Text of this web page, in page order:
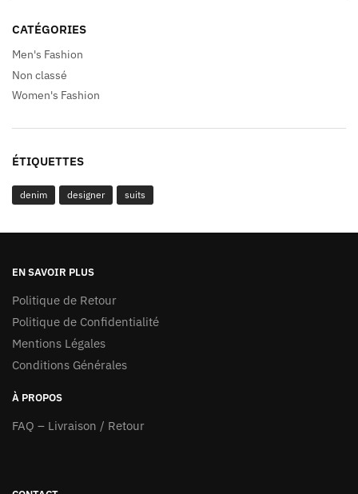
CATÉGORIES
Men's Fashion
Non classé
Women's Fashion
ÉTIQUETTES
denim designer suits
EN SAVOIR PLUS
Politique de Retour
Politique de Confidentialité
Mentions Légales
Conditions Générales
À PROPOS
FAQ – Livraison / Retour